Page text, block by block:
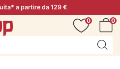
a partire da 129 €
0
0